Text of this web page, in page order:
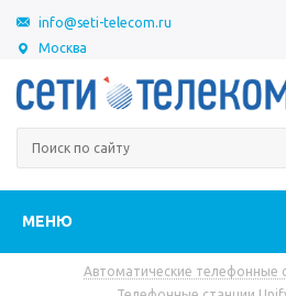
Москва
info@seti-telecom.ru
МЕНЮ
Автоматические телефонные